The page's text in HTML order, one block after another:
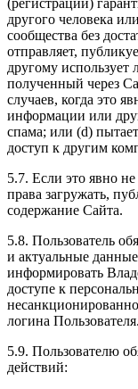
(регистрации)
другого человека
сообщества без
отправляет,
другому
полученный через
случаев, когда это
информации или
спама; или (d)
доступ к другим
5.7. Если это явно
права загружать,
содержание Сайта.
5.8. Пользователь
и актуальные
информировать
доступе к
логина Пользователя.
5.9. Пользователю
действий: